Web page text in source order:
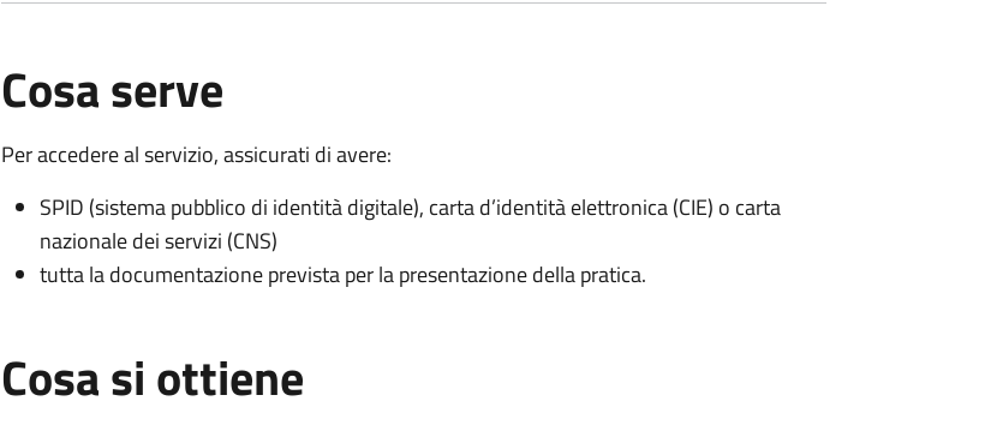
Cosa serve
Per accedere al servizio, assicurati di avere:
SPID (sistema pubblico di identità digitale), carta d’identità elettronica (CIE) o carta
nazionale dei servizi (CNS)
tutta la documentazione prevista per la presentazione della pratica.
Cosa si ottiene